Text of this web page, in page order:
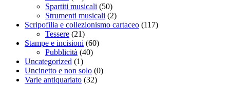
Spartiti musicali (50)
Strumenti musicali (2)
Scripofilia e collezionismo cartaceo (117)
Tessere (21)
Stampe e incisioni (60)
Pubblicità (40)
Uncategorized (1)
Uncinetto e non solo (0)
Varie antiquariato (32)